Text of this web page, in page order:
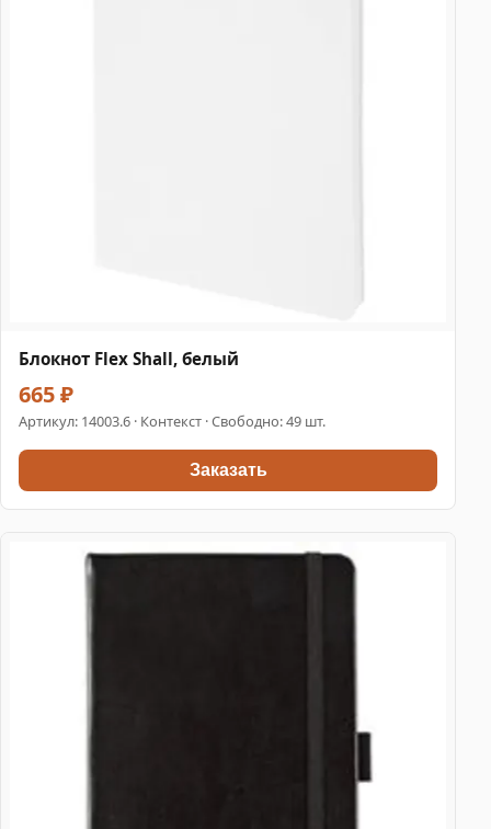
Блокнот Flex Shall, белый
665 ₽
Артикул: 14003.6 · Контекст · Свободно: 49 шт.
Заказать